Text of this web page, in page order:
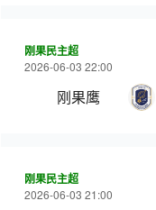
刚果民主超
2026-06-03 22:00
刚果鹰
刚果民主超
2026-06-03 21:00